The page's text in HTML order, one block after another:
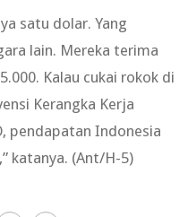
satu dolar. Yang
lain. Mereka terima
Kalau cukai rokok di
Kerangka Kerja
pendapatan Indonesia
katanya. (Ant/H-5)